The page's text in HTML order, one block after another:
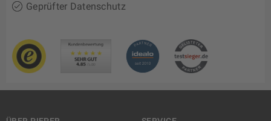
Geprüfter Datenschutz